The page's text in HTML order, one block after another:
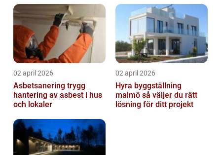
02 april 2026
Asbetsanering trygg
hantering av asbest i hus
och lokaler
02 april 2026
Hyra byggställning
malmö så väljer du rätt
lösning för ditt projekt